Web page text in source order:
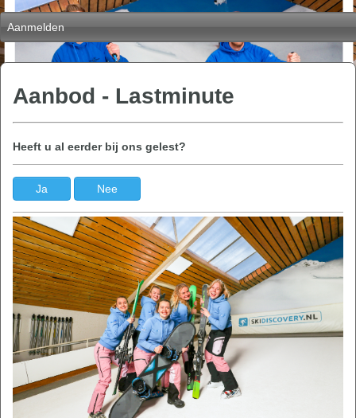
Aanmelden
Aanbod - Lastminute
Heeft u al eerder bij ons gelest?